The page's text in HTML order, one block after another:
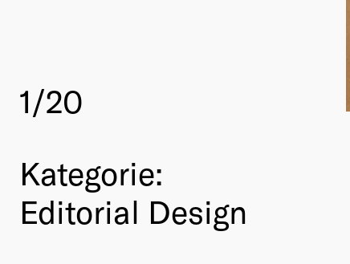
1/20
Kategorie:
Editorial Design